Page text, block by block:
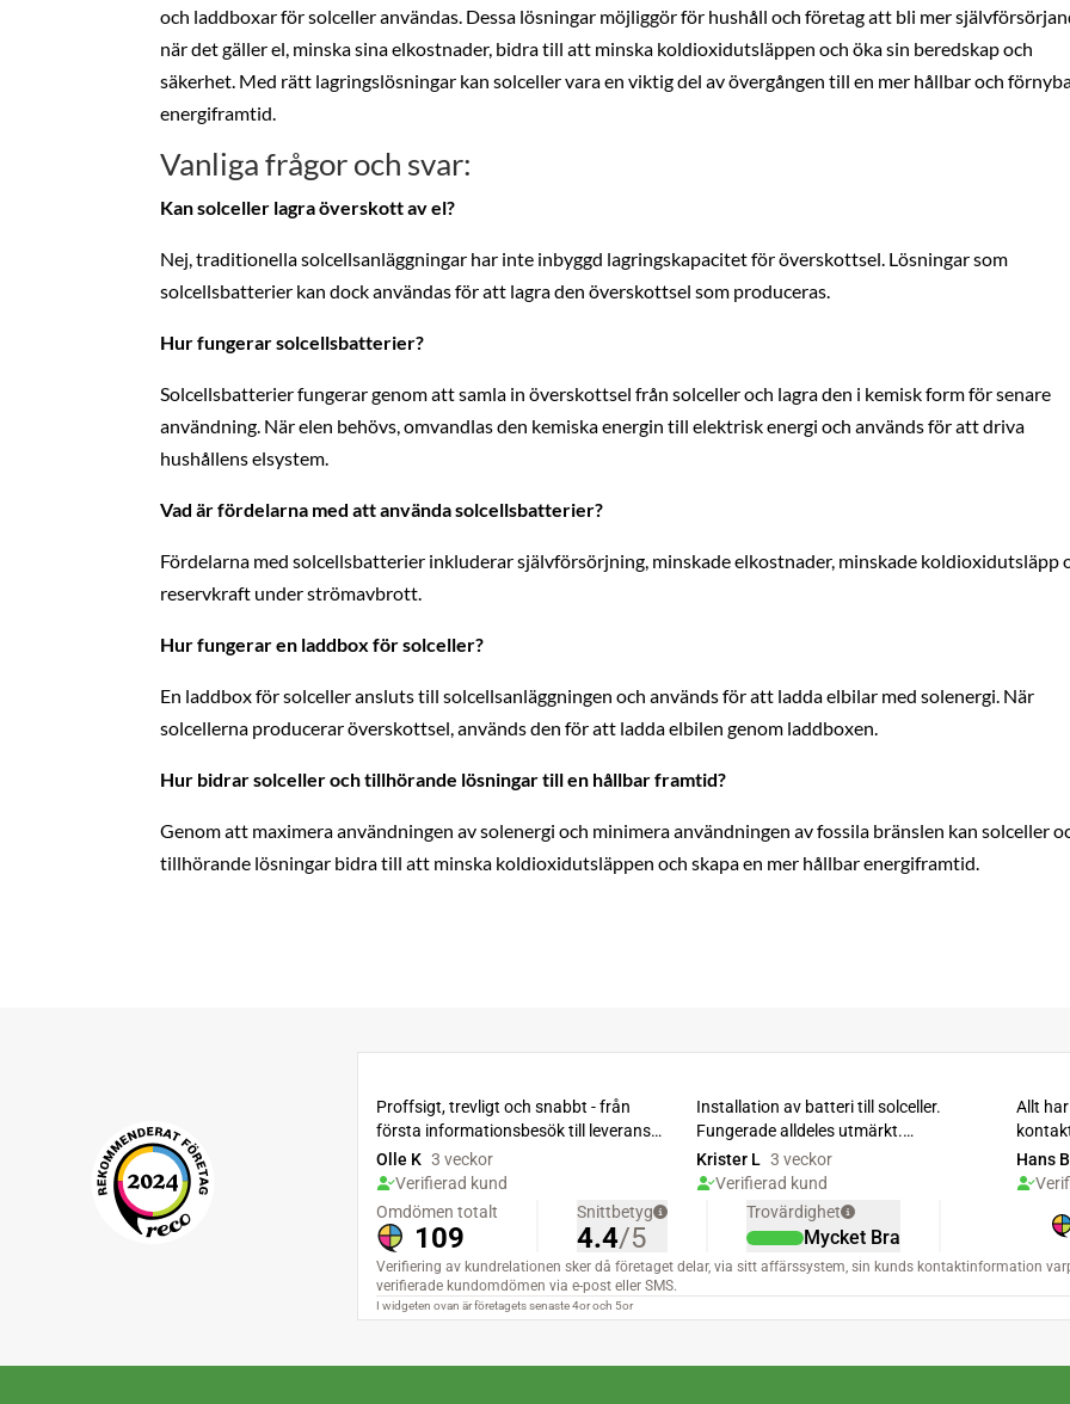
och laddboxar för solceller användas. Dessa lösningar möjliggör för hushåll och företag att bli mer
när det gäller el, minska sina elkostnader, bidra till att minska koldioxidutsläppen och öka sin beredskap och
säkerhet. Med rätt lagringslösningar kan solceller vara en viktig del av övergången till en mer hållbar och
energiframtid.
Vanliga frågor och svar:
Kan solceller lagra överskott av el?
Nej, traditionella solcellsanläggningar har inte inbyggd lagringskapacitet för överskottsel. Lösningar som
solcellsbatterier kan dock användas för att lagra den överskottsel som produceras.
Hur fungerar solcellsbatterier?
Solcellsbatterier fungerar genom att samla in överskottsel från solceller och lagra den i kemisk form för senare
användning. När elen behövs, omvandlas den kemiska energin till elektrisk energi och används för att driva
hushållens elsystem.
Vad är fördelarna med att använda solcellsbatterier?
Fördelarna med solcellsbatterier inkluderar självförsörjning, minskade elkostnader, minskade koldioxidutsläpp
reservkraft under strömavbrott.
Hur fungerar en laddbox för solceller?
En laddbox för solceller ansluts till solcellsanläggningen och används för att ladda elbilar med solenergi. När
solcellerna producerar överskottsel, används den för att ladda elbilen genom laddboxen.
Hur bidrar solceller och tillhörande lösningar till en hållbar framtid?
Genom att maximera användningen av solenergi och minimera användningen av fossila bränslen kan solceller
tillhörande lösningar bidra till att minska koldioxidutsläppen och skapa en mer hållbar energiframtid.